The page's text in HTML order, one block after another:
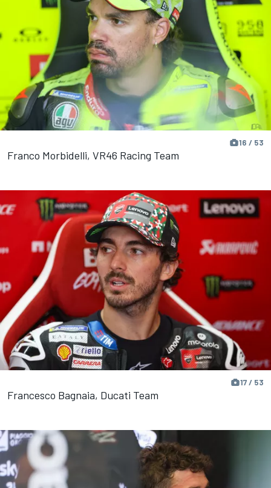
16 / 53
Franco Morbidelli, VR46 Racing Team
17 / 53
Francesco Bagnaia, Ducati Team